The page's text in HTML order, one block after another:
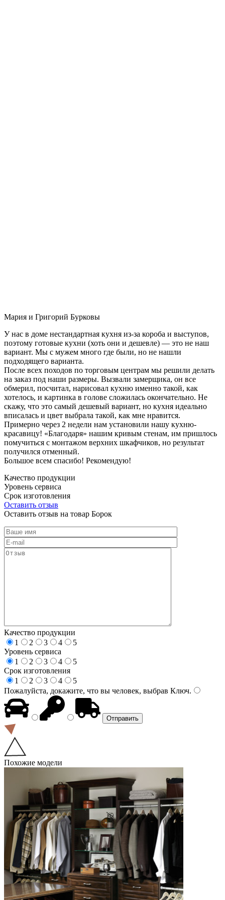
Мария и Григорий Бурковы
У нас в доме нестандартная кухня из-за короба и выступов,
поэтому готовые кухни (хоть они и дешевле) — это не наш
вариант. Мы с мужем много где были, но не нашли
подходящего варианта.
После всех походов по торговым центрам мы решили делать
на заказ под наши размеры. Вызвали замерщика, он все
обмерил, посчитал, нарисовал кухню именно такой, как
хотелось, и картинка в голове сложилась окончательно. Не
скажу, что это самый дешевый вариант, но кухня идеально
вписалась и цвет выбрала такой, как мне нравится.
Примерно через 2 недели нам установили нашу кухню-
красавицу! «Благодаря» нашим кривым стенам, им пришлось
помучиться с монтажом верхних шкафчиков, но результат
получился отменный.
Большое всем спасибо! Рекомендую!
Качество продукции
Уровень сервиса
Срок изготовления
Оставить отзыв
Оставить отзыв на товар Борок
Качество продукции
1
2 3 4
5
Уровень сервиса
1
2 3 4
5
Срок изготовления
1
2 3 4
5
Пожалуйста, докажите, что вы человек, выбрав Ключ.
Похожие модели